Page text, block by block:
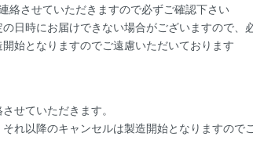
絡させていただきますので必ずご確認下さい
日時にお届けできない場合がございますので
始となりますのでご遠慮いただいております
させていただきます。
それ以降のキャンセルは製造開始となりますので